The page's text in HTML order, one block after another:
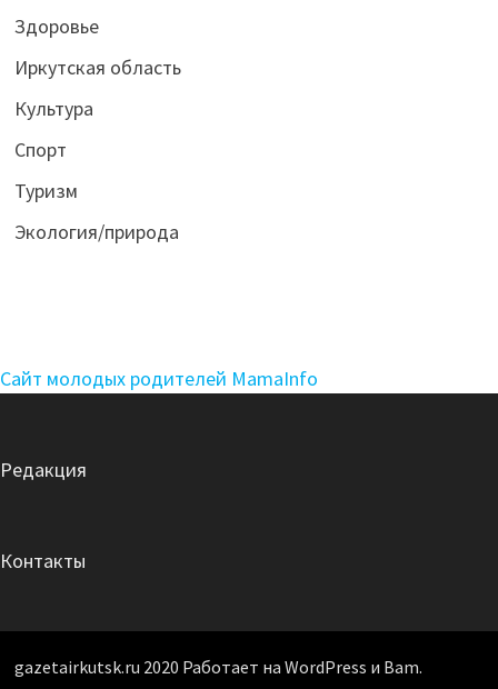
Здоровье
Иркутская область
Культура
Спорт
Туризм
Экология/природа
Сайт молодых родителей MamaInfo
Редакция
Контакты
gazetairkutsk.ru 2020 Работает на WordPress и Bam.